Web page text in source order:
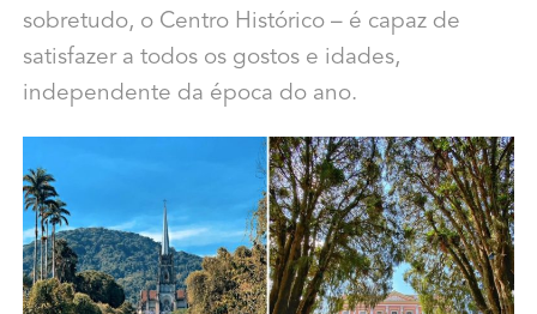
sobretudo, o Centro Histórico – é capaz de
satisfazer a todos os gostos e idades,
independente da época do ano.